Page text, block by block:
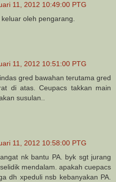
11, 2012 10:49:00 PTG
oleh pengarang.
11, 2012 10:51:00 PTG
gred bawahan terutama gred
di atas. Ceupacs takkan main
susulan..
11, 2012 10:58:00 PTG
nk bantu PA. byk sgt jurang
mendalam. apakah cuepacs
dh xpeduli nsb kebanyakan PA.